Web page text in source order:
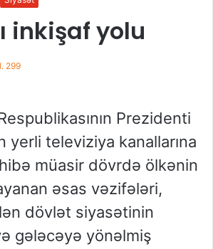
inkişaf yolu
299
Prezidenti
yerli televiziya kanallarına
müasir dövrdə ölkənin
əsas vəzifələri,
dövlət siyasətinin
gələcəyə yönəlmiş